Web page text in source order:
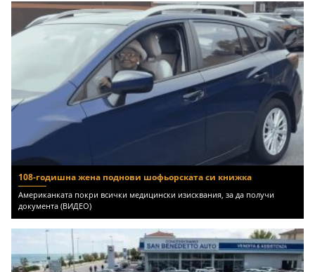
108-годишна жена поднови шофьорската си книжка
Американката покри всички медицински изисквания, за да получи
документа (ВИДЕО)